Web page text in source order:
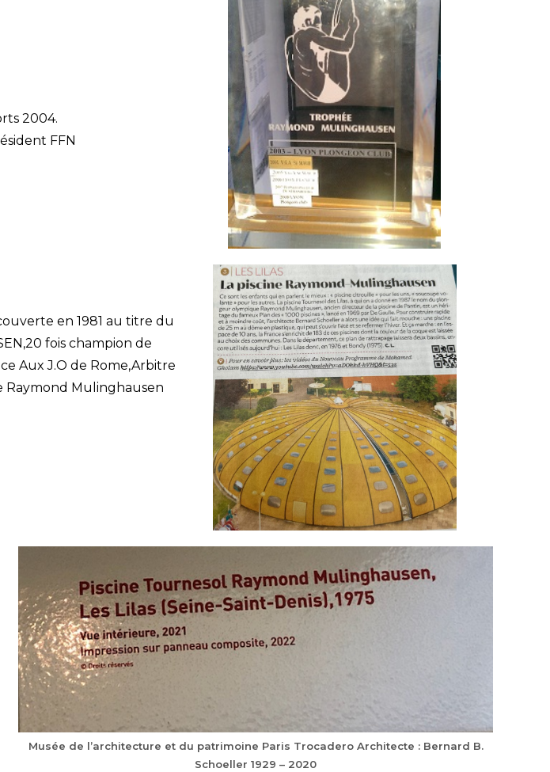
2004.
FFN
en 1981 au titre du
fois champion de
Aux J.O de Rome,Arbitre
Raymond Mulinghausen
Musée de l’architecture et du patrimoine Paris Trocadero Architecte : Bernard B.
Schoeller 1929 – 2020